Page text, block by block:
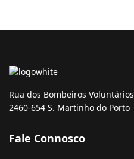
Rua dos Bombeiros Voluntários
2460-654 S. Martinho do Porto
Fale Connosco